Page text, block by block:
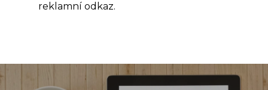
reklamní odkaz.